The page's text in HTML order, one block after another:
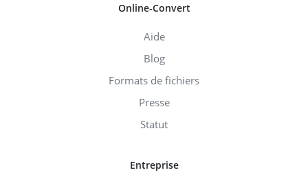
Online-Convert
Aide
Blog
Formats de fichiers
Presse
Statut
Entreprise